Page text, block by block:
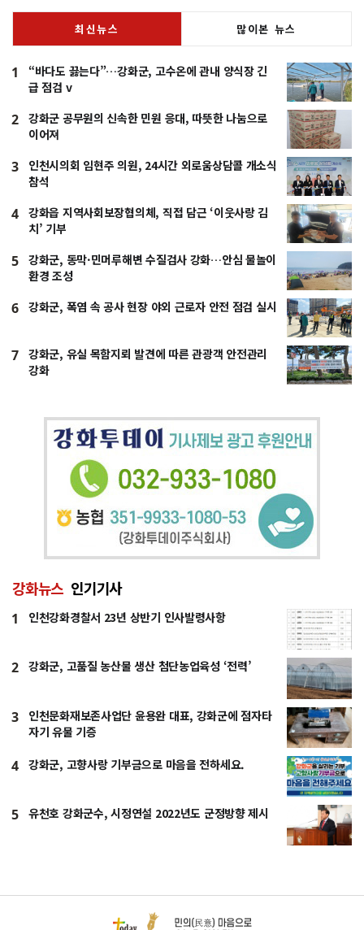
최신뉴스 많이본 뉴스
1
“바다도 끓는다”…강화군, 고수온에 관내 양식장 긴
급 점검 v
2
강화군 공무원의 신속한 민원 응대, 따뜻한 나눔으로
이어져
3
인천시의회 임현주 의원, 24시간 외로움상담콜 개소식
참석
4
강화읍 지역사회보장협의체, 직접 담근 ‘이웃사랑 김
치’ 기부
5
강화군, 동막·민머루해변 수질검사 강화…안심 물놀이
환경 조성
6 강화군, 폭염 속 공사 현장 야외 근로자 안전 점검 실시
7
강화군, 유실 목함지뢰 발견에 따른 관광객 안전관리
강화
강화뉴스 인기기사
1 인천강화경찰서 23년 상반기 인사발령사항
2 강화군, 고품질 농산물 생산 첨단농업육성 ‘전력’
3
인천문화재보존사업단 윤용완 대표, 강화군에 점자타
자기 유물 기증
4 강화군, 고향사랑 기부금으로 마음을 전하세요.
5 유천호 강화군수, 시정연설 2022년도 군정방향 제시